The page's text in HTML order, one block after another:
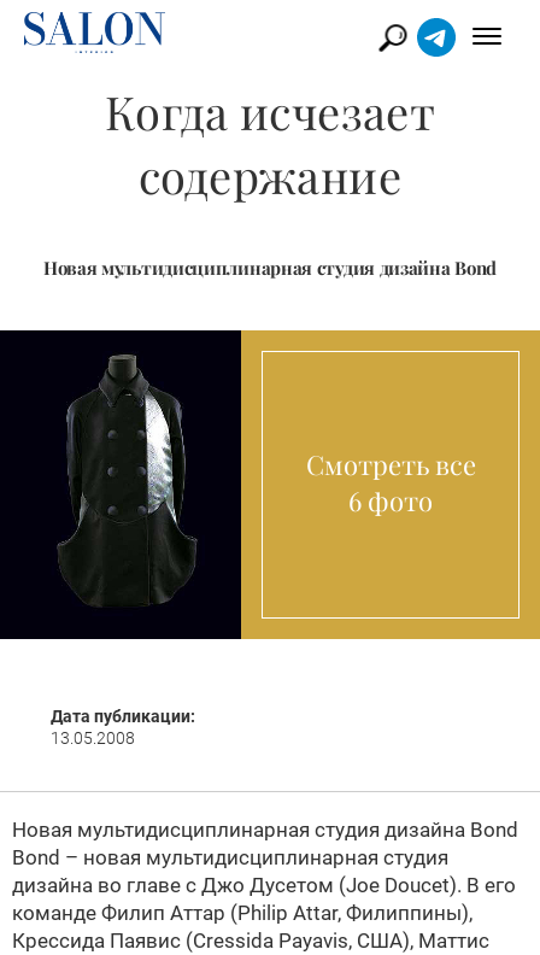
Когда исчезает
содержание
Новая мультидисциплинарная студия дизайна Bond
Смотреть все
6 фото
Дата публикации:
13.05.2008
Новая мультидисциплинарная студия дизайна Bond
Bond – новая мультидисциплинарная студия
дизайна во главе с Джо Дусетом (Joe Doucet). В его
команде Филип Аттар (Philip Attar, Филиппины),
Крессида Паявис (Cressida Payavis, США), Маттис